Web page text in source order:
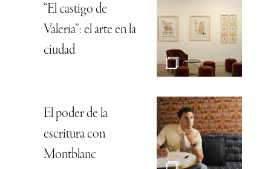
“El castigo de
Valeria”: el arte en la
ciudad
El poder de la
escritura con
Montblanc